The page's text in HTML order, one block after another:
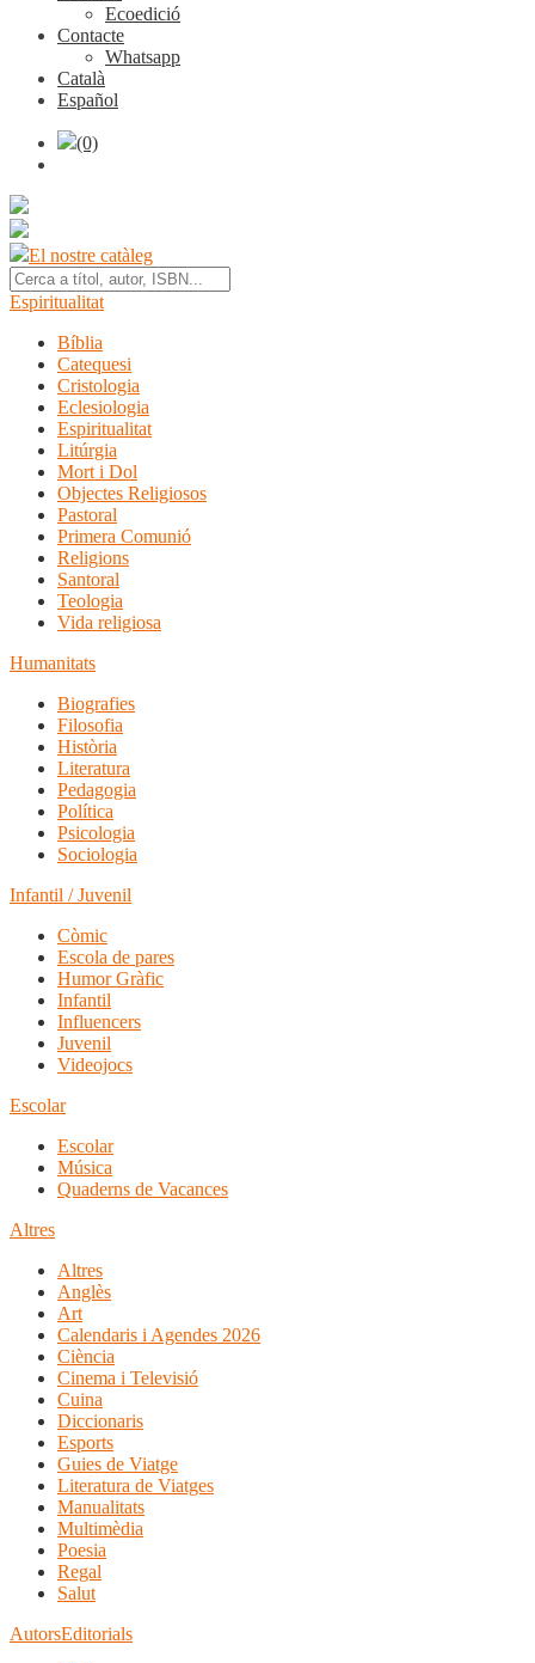
Ecoedició
Contacte
Whatsapp
Català
Español
(0)
El nostre catàleg
Espiritualitat
Bíblia
Catequesi
Cristologia
Eclesiologia
Espiritualitat
Litúrgia
Mort i Dol
Objectes Religiosos
Pastoral
Primera Comunió
Religions
Santoral
Teologia
Vida religiosa
Humanitats
Biografies
Filosofia
Història
Literatura
Pedagogia
Política
Psicologia
Sociologia
Infantil / Juvenil
Còmic
Escola de pares
Humor Gràfic
Infantil
Influencers
Juvenil
Videojocs
Escolar
Escolar
Música
Quaderns de Vacances
Altres
Altres
Anglès
Art
Calendaris i Agendes 2026
Ciència
Cinema i Televisió
Cuina
Diccionaris
Esports
Guies de Viatge
Literatura de Viatges
Manualitats
Multimèdia
Poesia
Regal
Salut
AutorsEditorials